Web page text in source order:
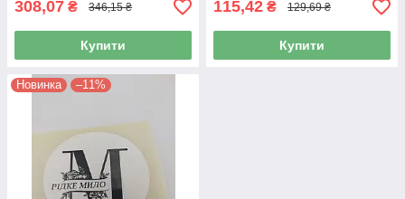
308,07 ₴ 346,15 ₴
Купити
115,42 ₴ 129,69 ₴
Купити
Новинка –11%